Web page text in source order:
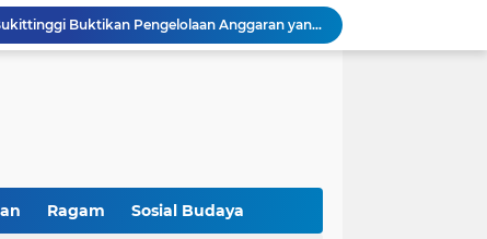
Raih IKPA 100, Polresta Bukittinggi Buktikan Pengelolaan Anggaran yang Profesional dan Akuntabel
Polresta Bukittinggi Gelar Upacara Sertijab Sejumlah Pejabat dan laporan Kenaikan Pangkat Pengabdian
Penguatan Akuntabilitas dan Tata Kelola, Polresta Bukittinggi Terima Audit Kinerja dari Tim BPK RI
Ragam Sosial Budaya